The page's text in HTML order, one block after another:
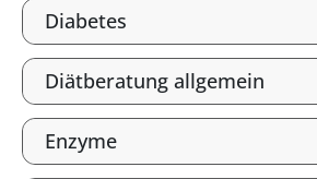
Diabetes
Diätberatung allgemein
Enzyme